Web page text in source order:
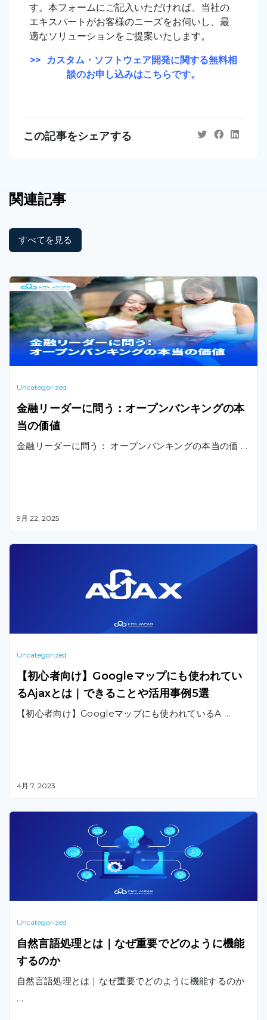
す。本フォームにご記入いただければ、当社の
エキスパートがお客様のニーズをお伺いし、最
適なソリューションをご提案いたします。
>> カスタム・ソフトウェア開発に関する無料相
談のお申し込みはこちらです。
この記事をシェアする
関連記事
すべてを見る
Uncategorized
金融リーダーに問う：オープンバンキングの本
当の価値
金融リーダーに問う： オープンバンキングの本当の価 …
9月 22, 2025
Uncategorized
【初心者向け】Googleマップにも使われてい
るAjaxとは｜できることや活用事例5選
【初心者向け】Googleマップにも使われているA …
4月 7, 2023
Uncategorized
自然言語処理とは｜なぜ重要でどのように機能
するのか
自然言語処理とは｜なぜ重要でどのように機能するのか
…